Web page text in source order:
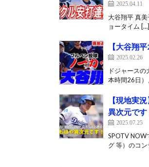
2025.04.11
大谷翔平 真
ョータイム […]
【大谷翔
2025.02.26
ドジャース
本時間26日
【現地実
異次元です
2025.07.25
SPOTV NOW
グ 等）のコ